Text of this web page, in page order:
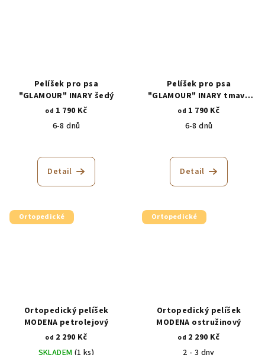
Pelíšek pro psa
"GLAMOUR" INARY šedý
od 1 790 Kč
6-8 dnů
hodnocení
produktu
hvězdiček.
Detail
Pelíšek pro psa
"GLAMOUR" INARY tmavě
šedý
od 1 790 Kč
6-8 dnů
Detail
Ortopedické
Ortopedický pelíšek
MODENA petrolejový
od 2 290 Kč
Ortopedické
Ortopedický pelíšek
MODENA ostružinový
od 2 290 Kč